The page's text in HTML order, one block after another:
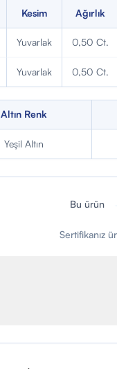
Kesim Ağırlık
Yuvarlak 0,50 Ct.
Yuvarlak 0,50 Ct.
Altın Renk
Yeşil Altın
Bu ürün
Sertifikanız